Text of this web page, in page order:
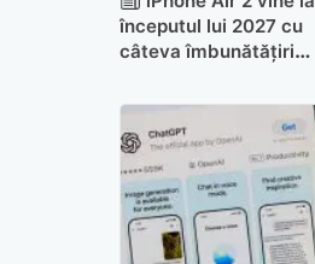
începutul lui 2027 cu
câteva îmbunătățiri